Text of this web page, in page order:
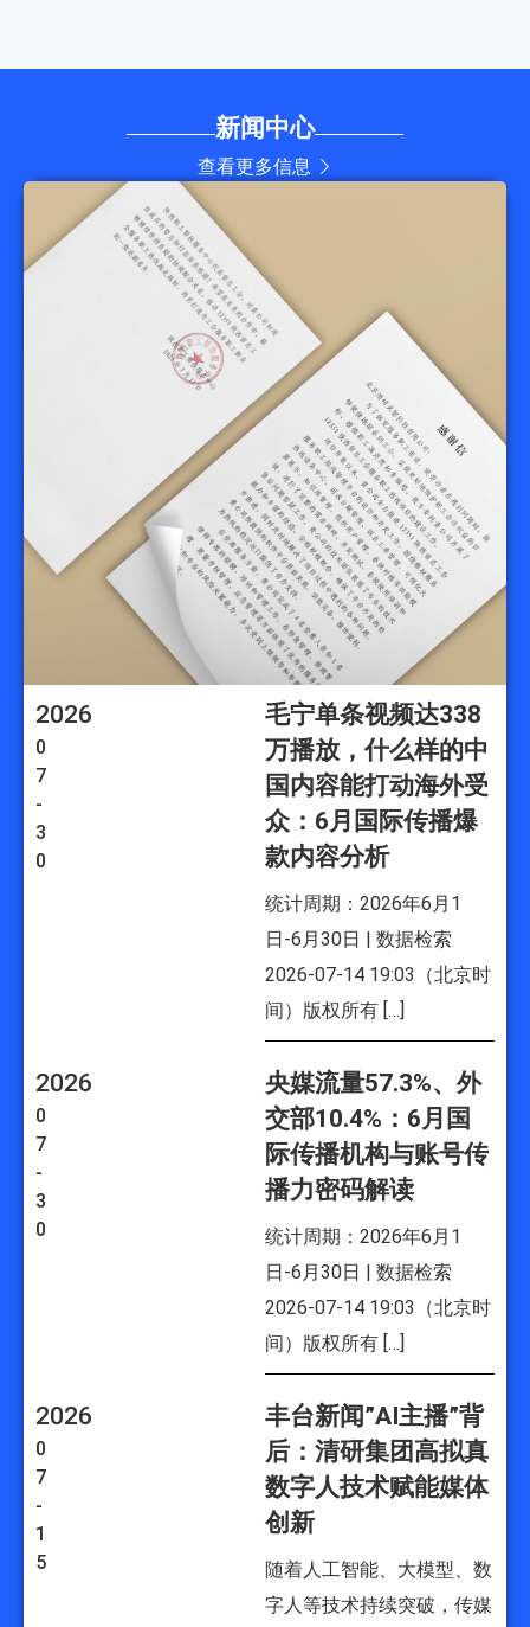
新闻中心
查看更多信息
2026
0
7
-
3
0
毛宁单条视频达338
万播放，什么样的中
国内容能打动海外受
众：6月国际传播爆
款内容分析
统计周期：2026年6月1
日-6月30日 | 数据检索
2026-07-14 19:03（北京时
间）版权所有 […]
2026
0
7
-
3
0
央媒流量57.3%、外
交部10.4%：6月国
际传播机构与账号传
播力密码解读
统计周期：2026年6月1
日-6月30日 | 数据检索
2026-07-14 19:03（北京时
间）版权所有 […]
2026
0
7
-
1
5
丰台新闻”AI主播”背
后：清研集团高拟真
数字人技术赋能媒体
创新
随着人工智能、大模型、数
字人等技术持续突破，传媒